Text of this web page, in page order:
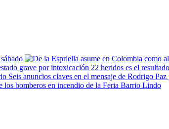
22 heridos es el
Seis anuncios claves en el mensaje de Rodrigo
los bomberos en incendio de la Feria Barrio Lindo